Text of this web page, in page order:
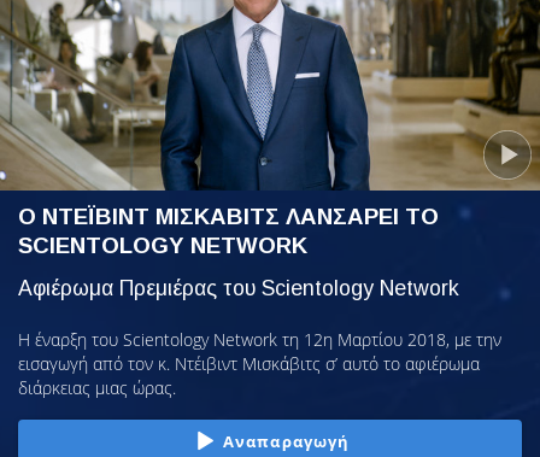
Ο ΝΤΕΪΒΙΝΤ ΜΙΣΚΑΒΙΤΣ ΛΑΝΣΑΡΕΙ ΤΟ
SCIENTOLOGY NETWORK
Αφιέρωμα Πρεμιέρας του Scientology Network
Η έναρξη του Scientology Network τη 12η Μαρτίου 2018, με την
εισαγωγή από τον κ. Ντέιβιντ Μισκάβιτς σ’ αυτό το αφιέρωμα
διάρκειας μιας ώρας.
Αναπαραγωγή